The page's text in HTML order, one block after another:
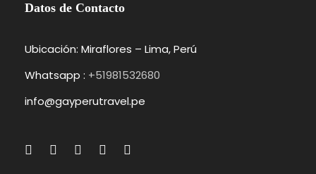
Datos de Contacto
Ubicación: Miraflores – Lima, Perú
Whatsapp : +51981532680
info@gayperutravel.pe